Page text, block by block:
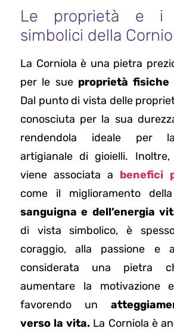
Le proprietà e i
simbolici della
La Corniola è una pietra
per le sue proprietà fisiche
Dal punto di vista delle
conosciuta per la sua
rendendola ideale per
artigianale di gioielli.
viene associata a benefici
come il miglioramento della
sanguigna e dell’energia
di vista simbolico, è
coraggio, alla passione e
considerata una pietra
aumentare la motivazione e
favorendo un
verso la vita. La Corniola è